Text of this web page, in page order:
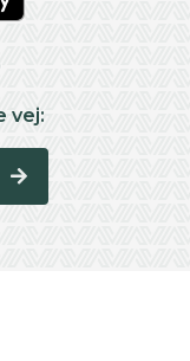
vej: